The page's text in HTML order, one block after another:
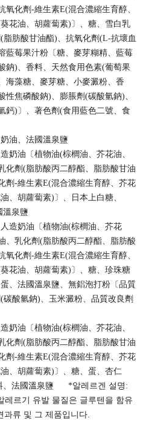
化劑-維生素E(混合濃縮生育醇、
花油、胡蘿蔔素)〕、糖、雪白乳
肪酸甘油酯)、抗氧化劑(L-抗壞血
藍莓果汁粉〔糖、麥芽糊精、藍莓
鈉)、香料、天然食用色素(葡萄果
海藻糖、麥芽糖、小麥澱粉、香
焦磷酸鈉)、膨脹劑(碳酸氫鈉)、
鈣)〕、著色劑(食用藍色二號、食
油、法國溫泉鹽
奶油〔植物油(棕櫚油、芥花油、
化劑(脂肪酸丙二醇酯、脂肪酸甘油
劑-維生素E(混合濃縮生育醇、芥花
、胡蘿蔔素)〕、日本上白糖、
法國溫泉鹽
造奶油〔植物油(棕櫚油、芥花
、乳化劑(脂肪酸丙二醇酯、脂肪酸
化劑-維生素E(混合濃縮生育醇、
花油、胡蘿蔔素)〕、糖、珍珠糖
、法國溫泉鹽、無鋁泡打粉〔品質
酸氫鈉)、玉米澱粉、品質改良劑
奶油〔植物油(棕櫚油、芥花油、
化劑(脂肪酸丙二醇酯、脂肪酸甘油
劑-維生素E(混合濃縮生育醇、芥花
、胡蘿蔔素)〕、糖、蛋、杏仁
、法國溫泉鹽 *알레르겐 설명:
레르기 유발 물질은 글루텐을 함유
류 및 그 제품입니다.